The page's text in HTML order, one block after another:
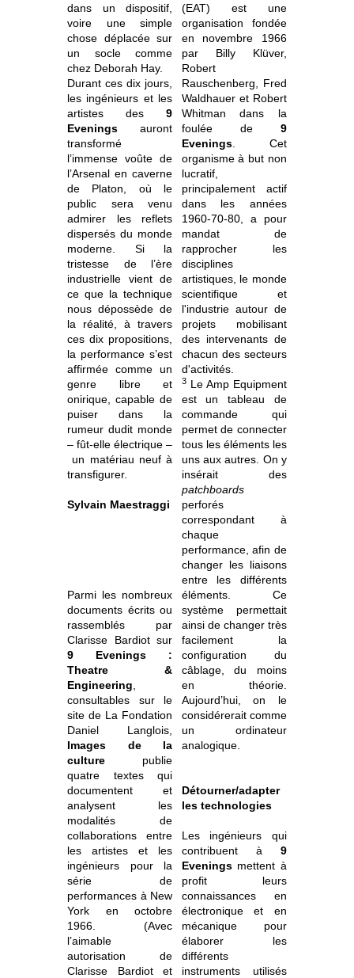
dans un dispositif,
voire une simple
chose déplacée sur
un socle comme
chez Deborah Hay.
Durant ces dix jours,
les ingénieurs et les
artistes des9
Evenings auront
transformé
l’immense voûte de
l’Arsenal en caverne
de Platon, où le
public sera venu
admirer les reflets
dispersés du monde
moderne. Si la
tristesse de l’ère
industrielle vient de
ce que la technique
nous dépossède de
la réalité, à travers
ces dix propositions,
la performance s’est
affirmée comme un
genre libre et
onirique, capable de
puiser dans la
rumeur dudit monde
– fût-elle électrique –
un matériau neuf à
transfigurer.
Sylvain Maestraggi
Parmi les nombreux
documents écrits ou
rassemblés par
Clarisse Bardiot sur
9 Evenings :
Theatre &
Engineering
consultables sur le
site de La Fondation
Daniel Langlois,
Images de la
culture publie
quatre textes qui
documentent et
analysent les
modalités de
collaborations entre
les artistes et les
ingénieurs pour la
série de
performances à New
York en octobre
1966. (Avec
l’aimable
autorisation de
Clarisse Bardiot et
(EAT) est une
organisation fondée
en novembre 1966
par Billy Klüver,
Robert
Rauschenberg, Fred
Waldhauer et Robert
Whitman dans la
foulée de 9
Evenings. Cet
organisme à but non
lucratif,
principalement actif
dans les années
1960-70-80, a pour
mandat de
rapprocher les
disciplines
artistiques, le monde
scientifique et
l'industrie autour de
projets mobilisant
des intervenants de
chacun des secteurs
d'activités.
3Le Amp Equipment
est un tableau de
commande qui
permet de connecter
tous les éléments les
uns aux autres. On y
insérait des
patchboards
perforés
correspondant à
chaque
performance, afin de
changer les liaisons
entre les différents
éléments. Ce
système permettait
ainsi de changer très
facilement la
configuration du
câblage, du moins
en théorie.
Aujourd’hui, on le
considérerait comme
un ordinateur
analogique.
Détourner/adapter
les technologies
Les ingénieurs qui
contribuent à 9
Eveningsmettent à
profit leurs
connaissances en
électronique et en
mécanique pour
élaborer les
différents
instruments utilisés